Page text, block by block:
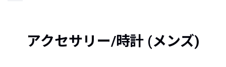
アクセサリー/時計 (メンズ)